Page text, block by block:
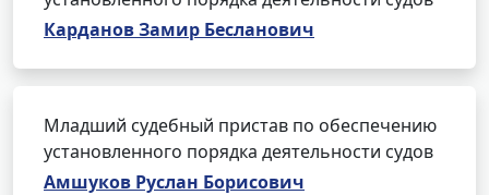
Карданов Замир Бесланович
Младший судебный пристав по обеспечению
установленного порядка деятельности судов
Амшуков Руслан Борисович